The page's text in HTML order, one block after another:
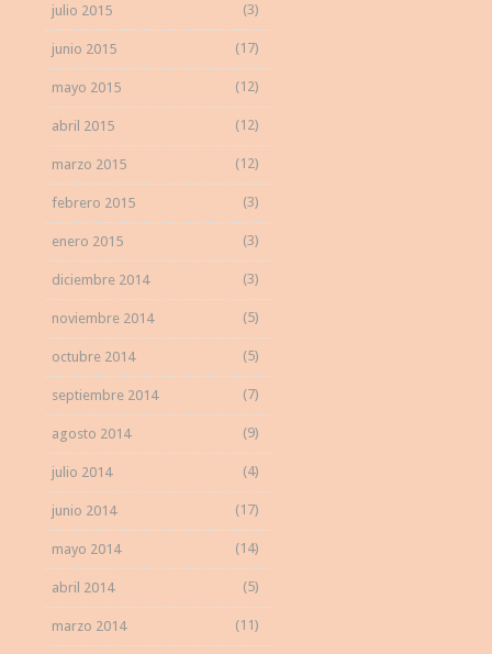
julio 2015 (3)
junio 2015 (17)
mayo 2015 (12)
abril 2015 (12)
marzo 2015 (12)
febrero 2015 (3)
enero 2015 (3)
diciembre 2014 (3)
noviembre 2014 (5)
octubre 2014 (5)
septiembre 2014 (7)
agosto 2014 (9)
julio 2014 (4)
junio 2014 (17)
mayo 2014 (14)
abril 2014 (5)
marzo 2014 (11)